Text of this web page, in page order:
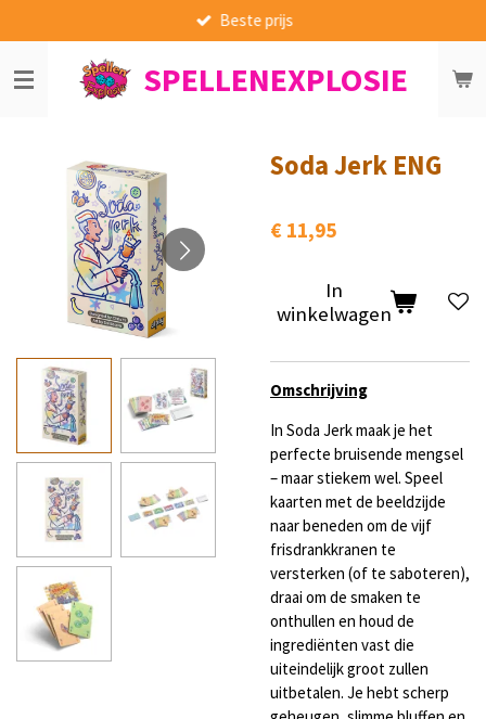
direct
naar
de
SPELLENEXPLOSIE
Beste prijs
Soda Jerk ENG
€ 11,95
In
winkelwagen
Omschrijving
In Soda Jerk maak je het
perfecte bruisende mengsel
– maar stiekem wel. Speel
kaarten met de beeldzijde
naar beneden om de vijf
frisdrankkranen te
versterken (of te saboteren),
draai om de smaken te
onthullen en houd de
ingrediënten vast die
uiteindelijk groot zullen
uitbetalen. Je hebt scherp